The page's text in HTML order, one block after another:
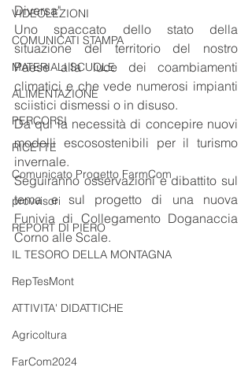
VIDEOLEZIONI
COMUNICATI STAMPA
MATERIALI SCUOLE
ALIMENTAZIONE
PERCORSI
RICETTE
Comunicato Progetto FarmCom
provvisori
REPORT DI PIERO
IL TESORO DELLA MONTAGNA
RepTesMont
ATTIVITA' DIDATTICHE
Agricoltura
FarCom2024
Diversa"
Uno spaccato dello stato della
situazione del territorio del nostro
Paese alla luce dei coambiamenti
climatici e che vede numerosi impianti
sciistici dismessi o in disuso.
Da qui la necessità di concepire nuovi
modelli escosostenibili per il turismo
invernale.
Seguiranno osservazioni e dibattito sul
tema e sul progetto di una nuova
Funivia di Collegamento Doganaccia
Corno alle Scale.